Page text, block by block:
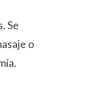
Se
o